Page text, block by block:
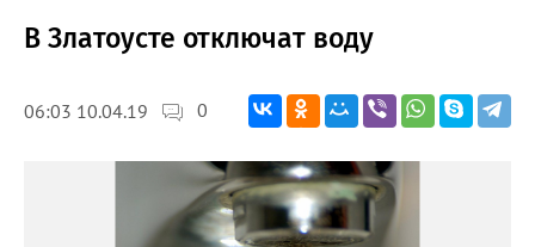
В Златоусте отключат воду
06:03 10.04.19 0